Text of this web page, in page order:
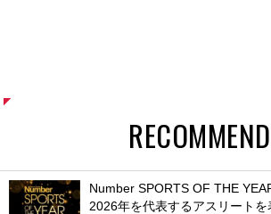
RECOMMEND
Number SPORTS OF THE
2026年を代表するアスリートを